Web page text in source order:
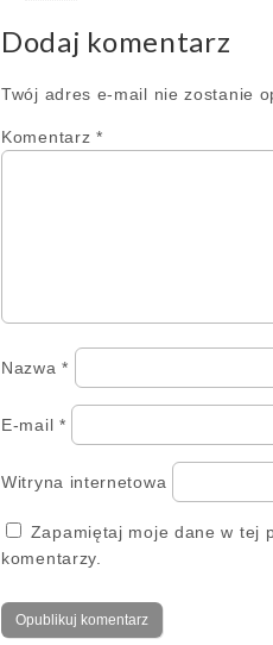
Dodaj komentarz
Twój adres e-mail nie zostanie
Komentarz *
Nazwa*
E-mail *
Witryna internetowa
Zapamiętaj moje dane w tej
komentarzy.